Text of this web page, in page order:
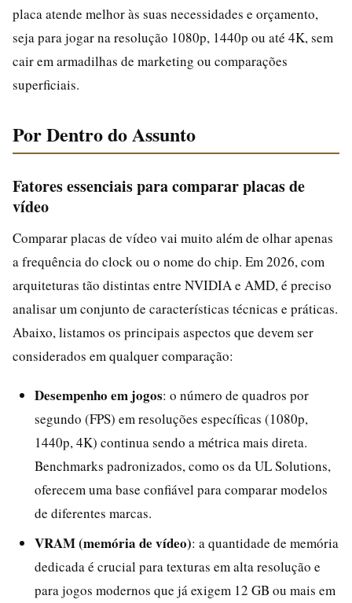
placa atende melhor às suas necessidades e orçamento,
seja para jogar na resolução 1080p, 1440p ou até 4K, sem
cair em armadilhas de marketing ou comparações
superficiais.
Por Dentro do Assunto
Fatores essenciais para comparar placas de
vídeo
Comparar placas de vídeo vai muito além de olhar apenas
a frequência do clock ou o nome do chip. Em 2026, com
arquiteturas tão distintas entre NVIDIA e AMD, é preciso
analisar um conjunto de características técnicas e práticas.
Abaixo, listamos os principais aspectos que devem ser
considerados em qualquer comparação:
Desempenho em jogos: o número de quadros por
segundo (FPS) em resoluções específicas (1080p,
1440p, 4K) continua sendo a métrica mais direta.
Benchmarks padronizados, como os da UL Solutions,
oferecem uma base confiável para comparar modelos
de diferentes marcas.
VRAM (memória de vídeo): a quantidade de memória
dedicada é crucial para texturas em alta resolução e
para jogos modernos que já exigem 12 GB ou mais em